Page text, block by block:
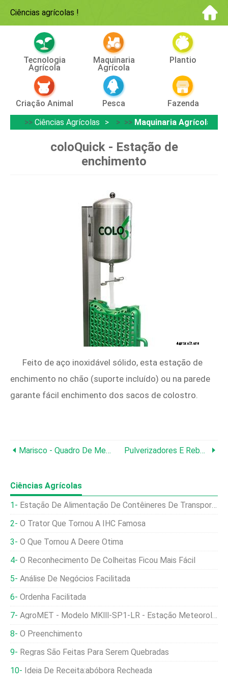
Ciências agrícolas !
Tecnologia
Agrícola
Maquinaria
Agrícola
Plantio
Criação Animal Pesca
Fazenda
>> Ciências Agrícolas > >> Maquinaria Agrícola
coloQuick - Estação de
enchimento
Feito de aço inoxidável sólido, esta estação de
enchimento no chão (suporte incluído) ou na parede
garante fácil enchimento dos sacos de colostro.
Marisco - Quadro De Medição Pulverizadores E Reboques Silver Selection Spot
Ciências Agrícolas
Estação De Alimentação De Contêineres De Transporte
O Trator Que Tornou A IHC Famosa
O Que Tornou A Deere Ótima
O Reconhecimento De Colheitas Ficou Mais Fácil
Análise De Negócios Facilitada
Ordenha Facilitada
AgroMET - Modelo MKlll-SP1-LR - Estação Meteorológica Profissional Agrícola
O Preenchimento
Regras São Feitas Para Serem Quebradas
Ideia De Receita:abóbora Recheada